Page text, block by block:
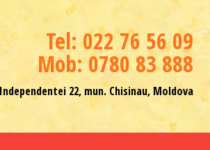
Теl: 022 76 56 09
Mob: 0780 83 888
22, mun. Chisinau, Moldova